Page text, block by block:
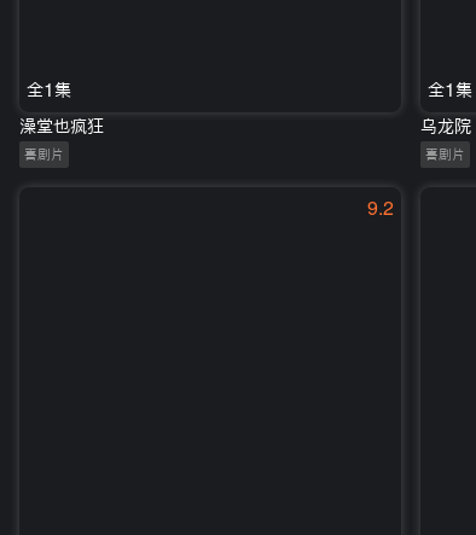
全1集
澡堂也疯狂
喜剧片
全1集
乌龙院
喜剧片
9.2